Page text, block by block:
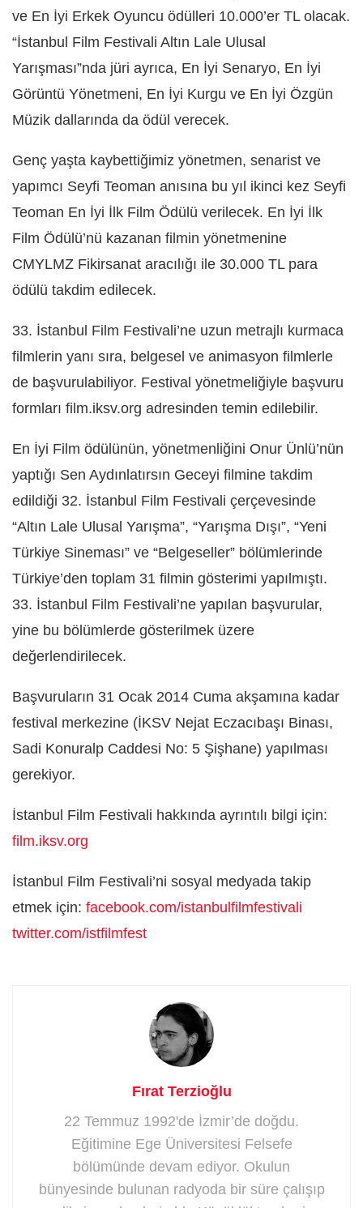
ve En İyi Erkek Oyuncu ödülleri 10.000’er TL olacak.
“İstanbul Film Festivali Altın Lale Ulusal
Yarışması”nda jüri ayrıca, En İyi Senaryo, En İyi
Görüntü Yönetmeni, En İyi Kurgu ve En İyi Özgün
Müzik dallarında da ödül verecek.
Genç yaşta kaybettiğimiz yönetmen, senarist ve
yapımcı Seyfi Teoman anısına bu yıl ikinci kez Seyfi
Teoman En İyi İlk Film Ödülü verilecek. En İyi İlk
Film Ödülü’nü kazanan filmin yönetmenine
CMYLMZ Fikirsanat aracılığı ile 30.000 TL para
ödülü takdim edilecek.
33. İstanbul Film Festivali’ne uzun metrajlı kurmaca
filmlerin yanı sıra, belgesel ve animasyon filmlerle
de başvurulabiliyor. Festival yönetmeliğiyle başvuru
formları film.iksv.org adresinden temin edilebilir.
En İyi Film ödülünün, yönetmenliğini Onur Ünlü’nün
yaptığı Sen Aydınlatırsın Geceyi filmine takdim
edildiği 32. İstanbul Film Festivali çerçevesinde
“Altın Lale Ulusal Yarışma”, “Yarışma Dışı”, “Yeni
Türkiye Sineması” ve “Belgeseller” bölümlerinde
Türkiye’den toplam 31 filmin gösterimi yapılmıştı.
33. İstanbul Film Festivali’ne yapılan başvurular,
yine bu bölümlerde gösterilmek üzere
değerlendirilecek.
Başvuruların 31 Ocak 2014 Cuma akşamına kadar
festival merkezine (İKSV Nejat Eczacıbaşı Binası,
Sadi Konuralp Caddesi No: 5 Şişhane) yapılması
gerekiyor.
İstanbul Film Festivali hakkında ayrıntılı bilgi için:
film.iksv.org
İstanbul Film Festivali’ni sosyal medyada takip
etmek için: facebook.com/istanbulfilmfestivali
twitter.com/istfilmfest
Fırat Terzioğlu
22 Temmuz 1992'de İzmir’de doğdu.
Eğitimine Ege Üniversitesi Felsefe
bölümünde devam ediyor. Okulun
bünyesinde bulunan radyoda bir süre çalışıp